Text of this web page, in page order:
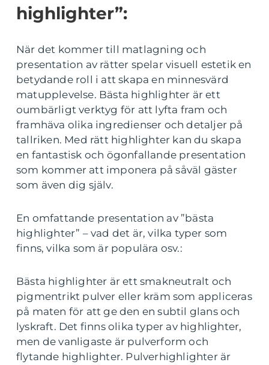
highlighter”:
När det kommer till matlagning och
presentation av rätter spelar visuell estetik en
betydande roll i att skapa en minnesvärd
matupplevelse. Bästa highlighter är ett
oumbärligt verktyg för att lyfta fram och
framhäva olika ingredienser och detaljer på
tallriken. Med rätt highlighter kan du skapa
en fantastisk och ögonfallande presentation
som kommer att imponera på såväl gäster
som även dig själv.
En omfattande presentation av ”bästa
highlighter” – vad det är, vilka typer som
finns, vilka som är populära osv.:
Bästa highlighter är ett smakneutralt och
pigmentrikt pulver eller kräm som appliceras
på maten för att ge den en subtil glans och
lyskraft. Det finns olika typer av highlighter,
men de vanligaste är pulverform och
flytande highlighter. Pulverhighlighter är